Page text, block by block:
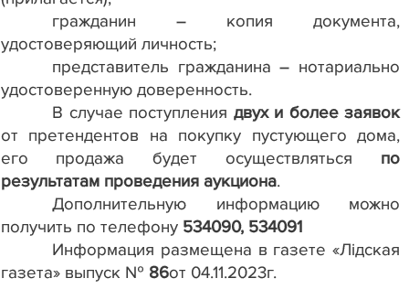
гражданин – копия документа,
удостоверяющий личность;
представитель гражданина – нотариально
удостоверенную доверенность.
В случае поступления двух и более заявок
от претендентов на покупку пустующего дома,
его продажа будет осуществляться по
результатам проведения аукциона.
Дополнительную информацию можно
получить по телефону 534090, 534091
Информация размещена в газете «Лідская
газета» выпуск № 86от 04.11.2023г.